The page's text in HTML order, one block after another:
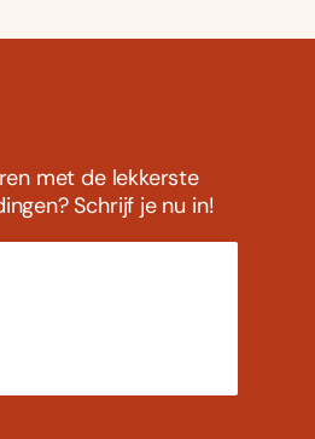
met de lekkerste
Schrijf je nu in!